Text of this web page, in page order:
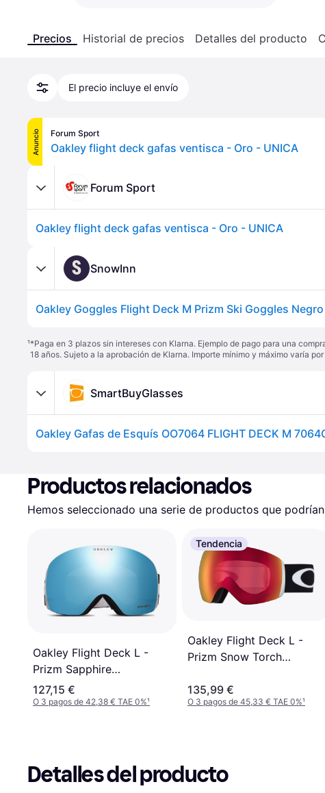
Precios Historial de precios Detalles del producto
El precio incluye el envío
Anuncio Forum Sport
Oakley flight deck gafas ventisca - Oro - UNICA
Forum Sport
Oakley flight deck gafas ventisca - Oro - UNICA
S SnowInn
¹*Paga en 3 plazos sin intereses con Klarna. Ejemplo de pago para una
18 años. Sujeto a la aprobación de Klarna. Importe mínimo y máximo varía
SmartBuyGlasses
Productos relacionados
Hemos seleccionado una serie de productos que
Oakley Flight Deck L -
Prizm Sapphire
Iridium/CAT3-2 Matte
Black
127,15 €
O 3 pagos de 42,38 € TAE 0%¹
Tendencia
Oakley Flight Deck L -
Prizm Snow Torch
135,99 €
O 3 pagos de 45,33 € TAE 0%¹
Detalles del producto